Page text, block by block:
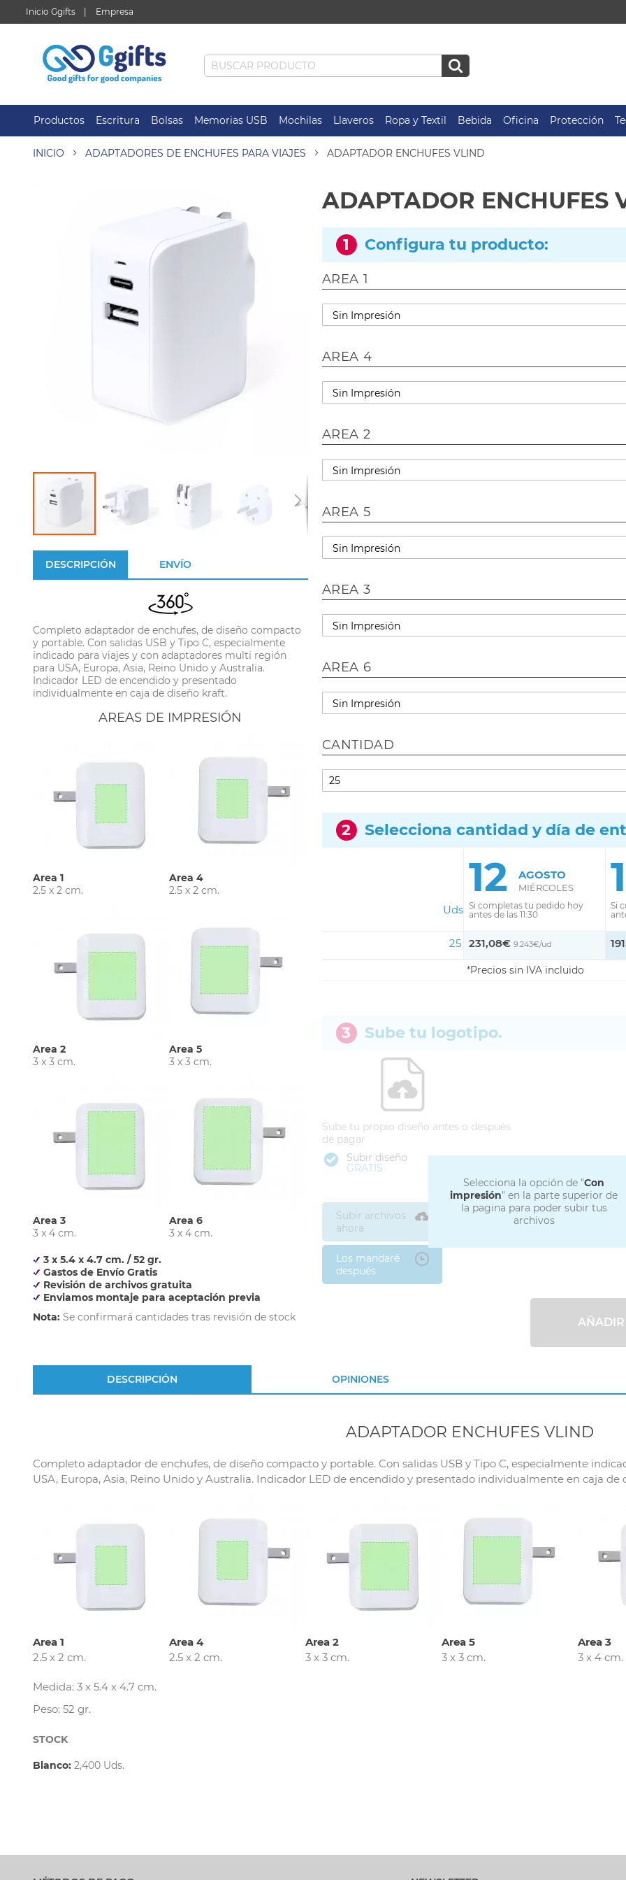
Inicio Ggifts Empresa
Productos Escritura Bolsas Memorias USB Mochilas Llaveros Ropa y Textil Bebida Oficina Protección
INICIO ADAPTADORES DE ENCHUFES PARA VIAJES ADAPTADOR ENCHUFES VLIND
DESCRIPCIÓN
Completo adaptador de enchufes, de diseño compacto
y portable. Con salidas USB y Tipo C, especialmente
indicado para viajes y con adaptadores multi región
para USA, Europa, Asia, Reino Unido y Australia.
Indicador LED de encendido y presentado
individualmente en caja de diseño kraft.
AREAS DE IMPRESIÓN
Area 1
2.5 x 2 cm.
Area 4
2.5 x 2 cm.
Area 2
3 x 3 cm.
Area 5
3 x 3 cm.
Area 3
3 x 4 cm.
Area 6
3 x 4 cm.
3 x 5.4 x 4.7 cm. / 52 gr.
Gastos de Envío Gratis
Revisión de archivos gratuita
Enviamos montaje para aceptación previa
Nota: Se confirmará cantidades tras revisión de stock
ENVÍO
ADAPTADOR ENCHUFES
1 Configura tu producto:
AREA 1
AREA 4
AREA 2
AREA 5
AREA 3
AREA 6
CANTIDAD
2 Selecciona cantidad y día de
Uds
12 AGOSTO
MIÉRCOLES
Si completas tu pedido hoy
antes de las 11:30
Si
25 231,08€ 9.243€/ud
Precios sin IVA incluido
Selecciona la opción de "Con
impresión" en la parte superior de
la pagina para poder subir tus
archivos
3 Sube tu logotipo.
Sube tu propio diseño antes o después
de pagar
Subir diseño
GRATIS
Subir archivos
ahora
Los mandaré
después
DESCRIPCIÓN
ADAPTADOR ENCHUFES VLIND
Completo adaptador de enchufes, de diseño compacto y portable. Con salidas USB y Tipo C, especialmente
USA, Europa, Asia, Reino Unido y Australia. Indicador LED de encendido y presentado individualmente en caja de
Area 1
2.5 x 2 cm.
Area 4
2.5 x 2 cm.
Area 2
3 x 3 cm.
Area 5
3 x 3 cm.
Area 3
3 x 4 cm.
Medida: 3 x 5.4 x 4.7 cm.
Peso: 52 gr.
OPINIONES
STOCK
Blanco: 2,400 Uds.